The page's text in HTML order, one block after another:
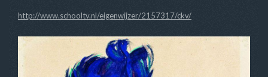
http://www.schooltv.nl/eigenwijzer/2157317/ckv/